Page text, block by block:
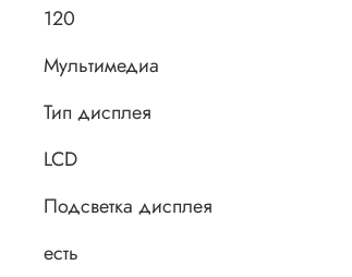
120
Мультимедиа
Тип дисплея
LCD
Подсветка дисплея
есть